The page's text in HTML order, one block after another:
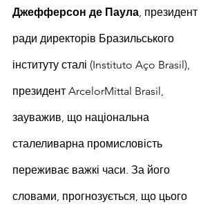
Джефферсон де Паула, президент
ради директорів Бразильського
інституту сталі (Instituto Aço Brasil),
президент ArcelorMittal Brasil,
зауважив, що національна
сталеливарна промисловість
переживає важкі часи. За його
словами, прогнозується, що цього